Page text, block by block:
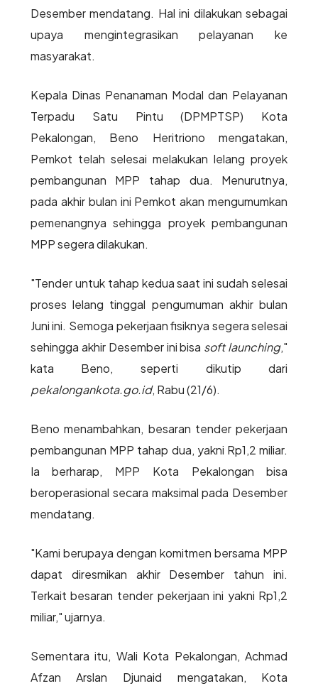
Desember mendatang. Hal ini dilakukan sebagai
upaya mengintegrasikan pelayanan ke
masyarakat.
Kepala Dinas Penanaman Modal dan Pelayanan
Terpadu Satu Pintu (DPMPTSP) Kota
Pekalongan, Beno Heritriono mengatakan,
Pemkot telah selesai melakukan lelang proyek
pembangunan MPP tahap dua. Menurutnya,
pada akhir bulan ini Pemkot akan mengumumkan
pemenangnya sehingga proyek pembangunan
MPP segera dilakukan.
"Tender untuk tahap kedua saat ini sudah selesai
proses lelang tinggal pengumuman akhir bulan
Juni ini. Semoga pekerjaan fisiknya segera selesai
sehingga akhir Desember ini bisa soft launching,"
kata Beno, seperti dikutip dari
pekalongankota.go.id, Rabu (21/6).
Beno menambahkan, besaran tender pekerjaan
pembangunan MPP tahap dua, yakni Rp1,2 miliar.
Ia berharap, MPP Kota Pekalongan bisa
beroperasional secara maksimal pada Desember
mendatang.
"Kami berupaya dengan komitmen bersama MPP
dapat diresmikan akhir Desember tahun ini.
Terkait besaran tender pekerjaan ini yakni Rp1,2
miliar," ujarnya.
Sementara itu, Wali Kota Pekalongan, Achmad
Afzan Arslan Djunaid mengatakan, Kota